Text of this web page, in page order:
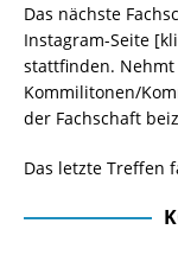
Das nächste
Instagram-Seite
stattfinden.
Kommilitonen/
der Fachschaft
Das letzte Treffen